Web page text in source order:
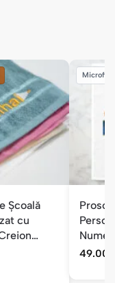
Școală
cu
Nume
49.00